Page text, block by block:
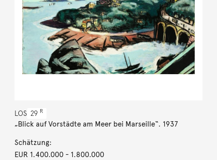
LOS 29 R
„Blick auf Vorstädte am Meer bei Marseille“. 1937
Schätzung:
EUR 1.400.000- 1.800.000